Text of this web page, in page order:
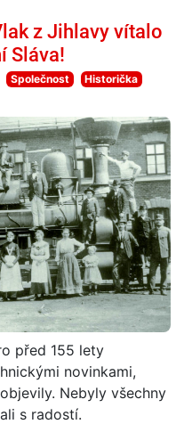
z Jihlavy vítalo
Sláva!
Společnost
Historička
před 155 lety
novinkami,
Nebyly všechny
s radostí.